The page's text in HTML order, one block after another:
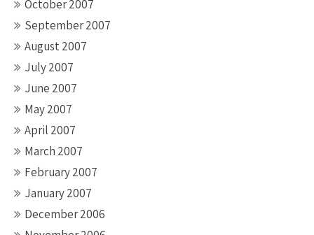
October 2007
September 2007
August 2007
July 2007
June 2007
May 2007
April 2007
March 2007
February 2007
January 2007
December 2006